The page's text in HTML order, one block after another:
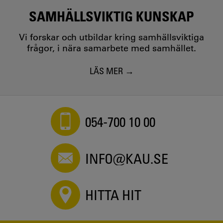
SAMHÄLLSVIKTIG KUNSKAP
Vi forskar och utbildar kring samhällsviktiga
frågor, i nära samarbete med samhället.
LÄS MER
054-700 10 00
INFO@KAU.SE
HITTA HIT